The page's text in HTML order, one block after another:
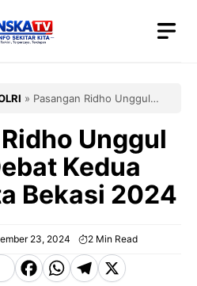
» Pasangan Ridho Unggul
Unggul
Kedua
Bekasi 2024
23, 2024 2 Min Read
F WT X